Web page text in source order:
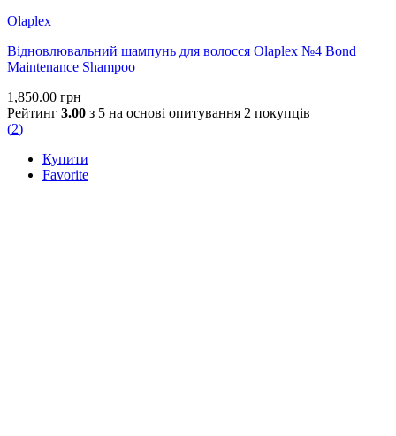
Olaplex
Відновлювальний шампунь для волосся Olaplex №4 Bond
Maintenance Shampoo
1,850.00 грн
Рейтинг 3.00 з 5 на основі опитування 2 покупців
(2)
Купити
Favorite